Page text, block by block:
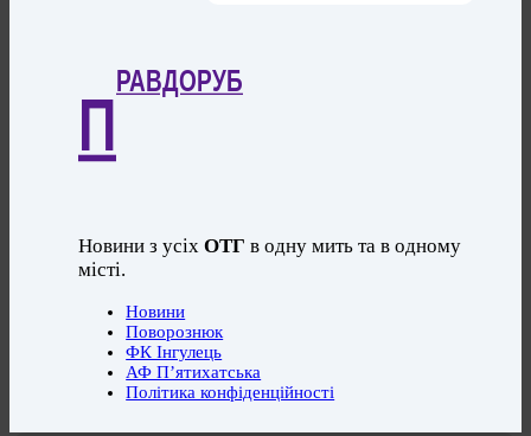
П
РАВДОРУБ
Новини з усіхОТГ в одну мить та в одному
місті.
Новини
Поворознюк
ФК Інгулець
АФ П’ятихатська
Політика конфіденційності